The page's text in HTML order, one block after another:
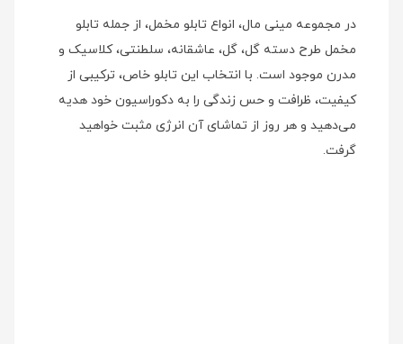
در مجموعه مینی‌ مال، انواع تابلو مخمل، از جمله تابلو
مخمل طرح دسته گل، گل، عاشقانه، سلطنتی، کلاسیک و
مدرن موجود است. با انتخاب این تابلو خاص، ترکیبی از
کیفیت، ظرافت و حس زندگی را به دکوراسیون خود هدیه
می‌دهید و هر روز از تماشای آن انرژی مثبت خواهید
گرفت.